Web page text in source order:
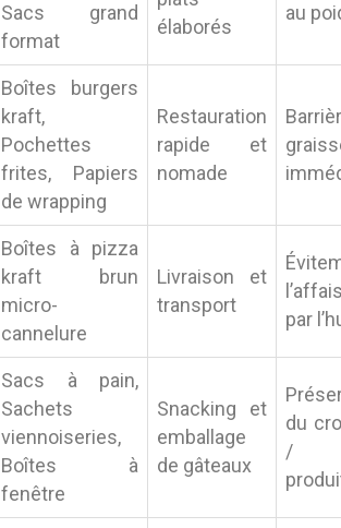
Sacs grand
format
élaborés
au
Boîtes burgers
kraft,
Pochettes
frites, Papiers
de wrapping
Restauration
rapide et
nomade
Boîtes à pizza
kraft brun
micro-
cannelure
Livraison et
transport
par
Sacs à pain,
Sachets
viennoiseries,
Boîtes à
fenêtre
Snacking et
emballage
de gâteaux
du
/